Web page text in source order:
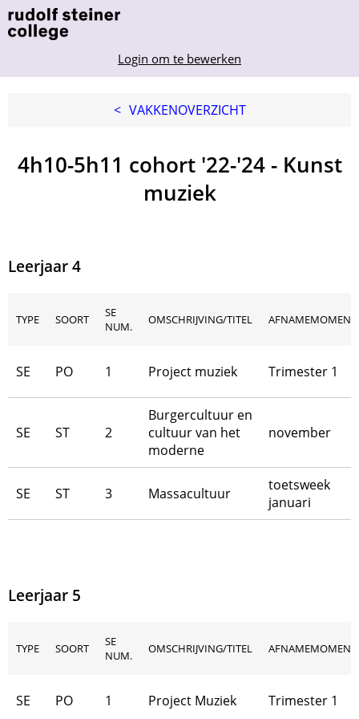
Login om te bewerken
< VAKKENOVERZICHT
4h10-5h11 cohort '22-'24 - Kunst
muziek
Leerjaar 4
TYPE SOORT
SE
NUM.
OMSCHRIJVING/TITEL AFNAMEMOMENT
SE PO 1 Project muziek Trimester 1
SE ST 2
Burgercultuur en
cultuur van het
moderne
november
SE ST 3 Massacultuur
toetsweek
januari
Leerjaar 5
TYPE SOORT
SE
NUM.
OMSCHRIJVING/TITEL AFNAMEMOMENT
SE PO 1 Project Muziek Trimester 1